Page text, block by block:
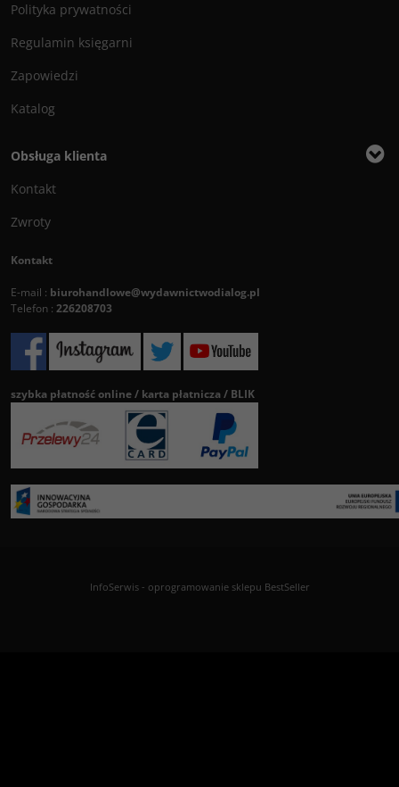
Polityka prywatności
Regulamin księgarni
Zapowiedzi
Katalog
Obsługa klienta
Kontakt
Zwroty
Kontakt
E-mail : biurohandlowe@wydawnictwodialog.pl
Telefon : 226208703
szybka płatność online / karta płatnicza / BLIK
InfoSerwis- oprogramowanie sklepu BestSeller